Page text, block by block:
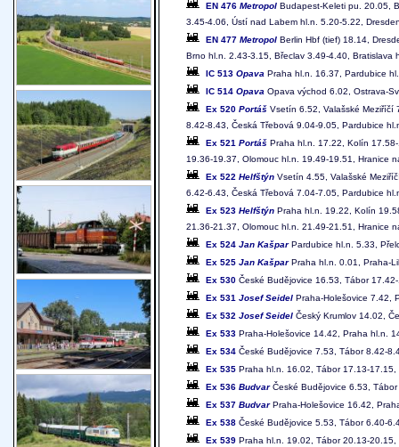
EN 476 Metropol Budapest-Keleti pu. 20.05,
3.45-4.06, Ústí nad Labem hl.n. 5.20-5.22,
EN 477 Metropol Berlin Hbf (tief) 18.14,
Brno hl.n. 2.43-3.15, Břeclav 3.49-4.40,
IC 513 Opava Praha hl.n. 16.37, Pardubice
IC 514 Opava Opava východ 6.02, Ostrava-
Ex 520 Portáš Vsetín 6.52, Valašské Meziříčí
8.42-8.43, Česká Třebová 9.04-9.05, Pardubice
Ex 521 Portáš Praha hl.n. 17.22, Kolín
19.36-19.37, Olomouc hl.n. 19.49-19.51, Hranice
Ex 522 Helfštýn Vsetín 4.55, Valašské
6.42-6.43, Česká Třebová 7.04-7.05, Pardubice
Ex 523 Helfštýn Praha hl.n. 19.22, Kolín
21.36-21.37, Olomouc hl.n. 21.49-21.51, Hranice
Ex 524 Jan KašparPardubice hl.n. 5.33,
Ex 525 Jan KašparPraha hl.n. 0.01, Praha-
Ex 530 České Budějovice 16.53, Tábor
Ex 531 Josef Seidel Praha-Holešovice 7.42,
Ex 532 Josef Seidel Český Krumlov 14.02,
Ex 533 Praha-Holešovice 14.42, Praha hl.n.
Ex 534 České Budějovice 7.53, Tábor 8.42-
Ex 535 Praha hl.n. 16.02, Tábor 17.13-
Ex 536 BudvarČeské Budějovice 6.53,
Ex 537 BudvarPraha-Holešovice 16.42,
Ex 538 České Budějovice 5.53, Tábor 6.40-
Ex 539 Praha hl.n. 19.02, Tábor 20.13-